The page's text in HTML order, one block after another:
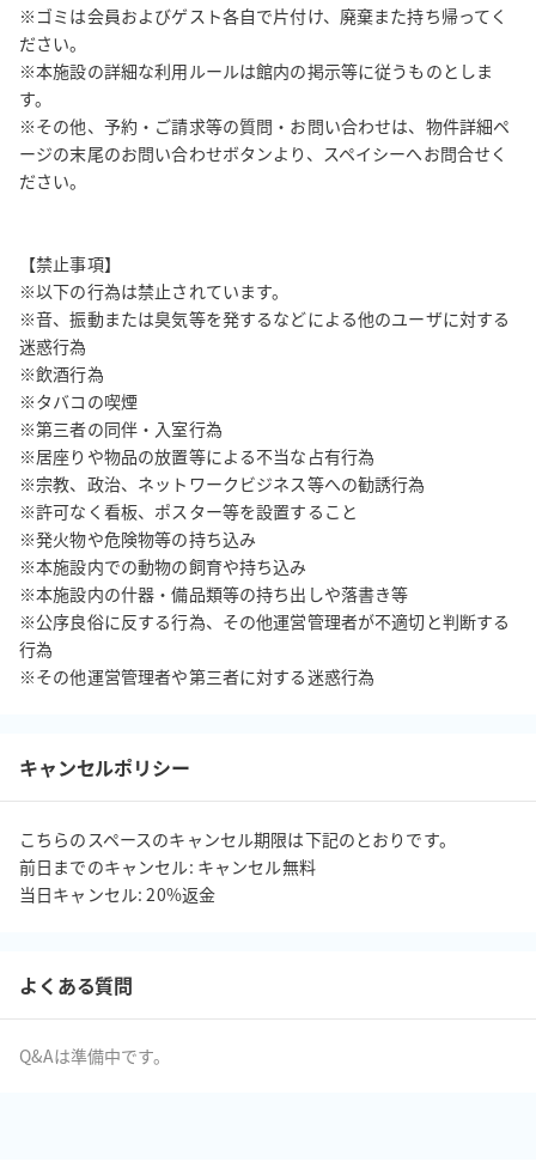
※ゴミは会員およびゲスト各自で片付け、廃棄また持ち帰ってく
ださい。
※本施設の詳細な利用ルールは館内の掲示等に従うものとしま
す。
※その他、予約・ご請求等の質問・お問い合わせは、物件詳細ペ
ージの末尾のお問い合わせボタンより、スペイシーへお問合せく
ださい。
【禁止事項】
※以下の行為は禁止されています。
※音、振動または臭気等を発するなどによる他のユーザに対する
迷惑行為
※飲酒行為
※タバコの喫煙
※第三者の同伴・入室行為
※居座りや物品の放置等による不当な占有行為
※宗教、政治、ネットワークビジネス等への勧誘行為
※許可なく看板、ポスター等を設置すること
※発火物や危険物等の持ち込み
※本施設内での動物の飼育や持ち込み
※本施設内の什器・備品類等の持ち出しや落書き等
※公序良俗に反する行為、その他運営管理者が不適切と判断する
行為
キャンセルポリシー
こちらのスペースのキャンセル期限は下記のとおりです。
前日までのキャンセル: キャンセル無料
当日キャンセル: 20%返金
よくある質問
Q&Aは準備中です。